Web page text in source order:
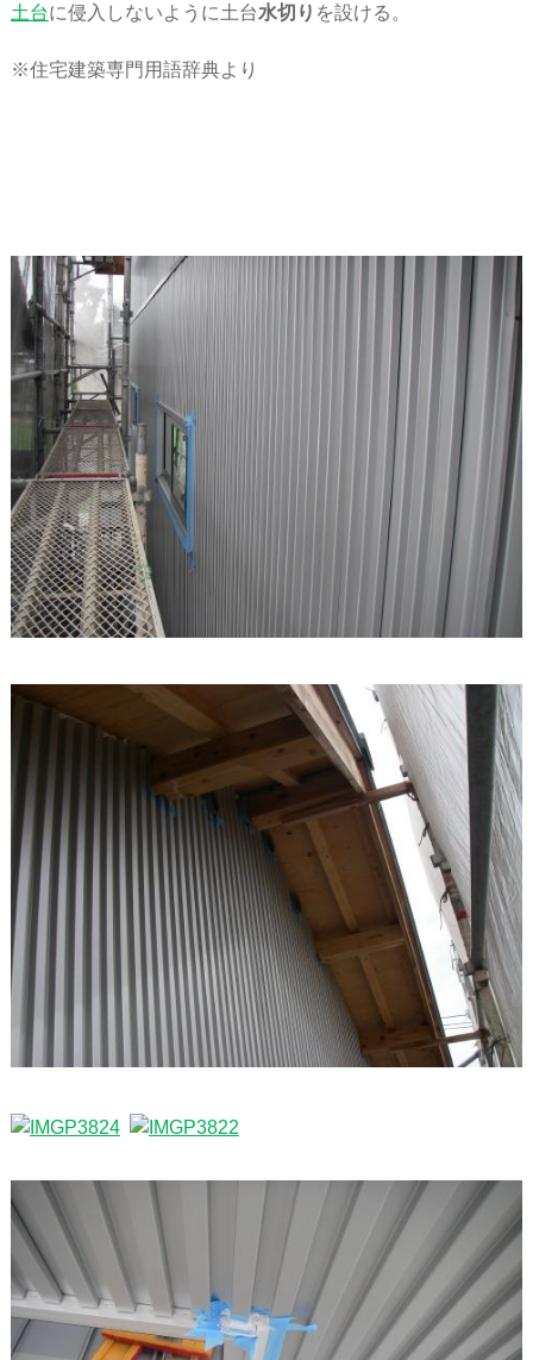
土台に侵入しないように土台水切り を設ける。
※住宅建築専門用語辞典より